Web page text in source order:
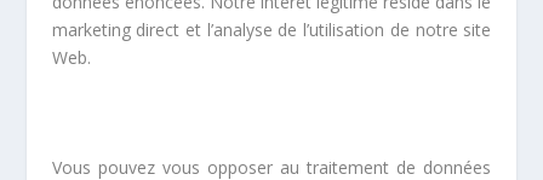
marketing direct et l’analyse de l’utilisation de notre site
Web.
Vous pouvez vous opposer au traitement de données